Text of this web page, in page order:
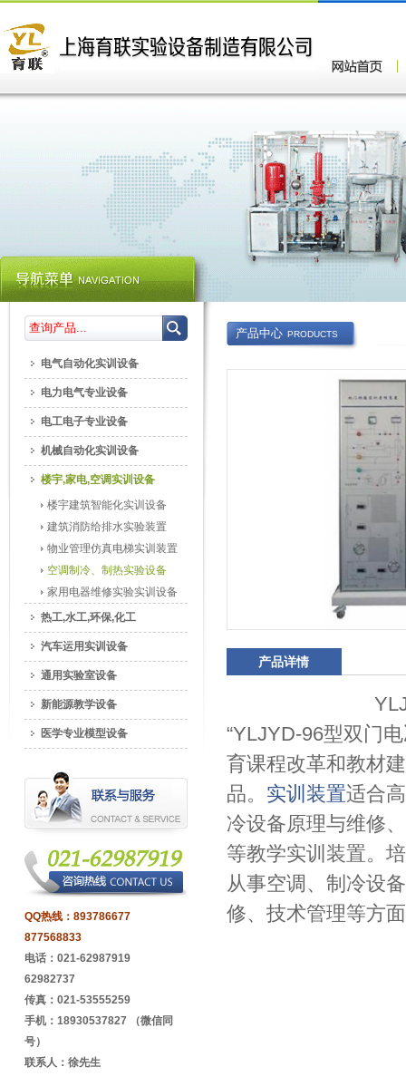
产品中心 PRODUCTS
产品详情
“YLJYD-96型双门
育课程改革和教材
品。 实训装置适合
冷设备原理与维修
等教学实训装置。
从事空调、制冷设
修、技术管理等方
电气自动化实训设备
电力电气专业设备
电工电子专业设备
机械自动化实训设备
楼宇,家电,空调实训设备
楼宇建筑智能化实训设备
建筑消防给排水实验装置
物业管理仿真电梯实训装置
空调制冷、制热实验设备
家用电器维修实验实训设备
热工,水工,环保,化工
汽车运用实训设备
通用实验室设备
新能源教学设备
医学专业模型设备
QQ热线： 893786677
877568833
电话：021-62987919
62982737
传真：021-53555259
手机：18930537827 （微信同
号）
联系人：徐先生